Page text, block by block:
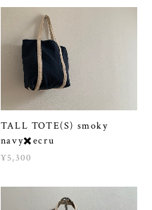
TALL TOTE(S) smoky
navy✖️ecru
¥5,300